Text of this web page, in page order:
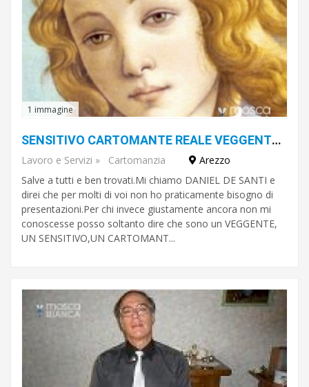
Cerca
1 immagine
SENSITIVO CARTOMANTE REALE VEGGENTE ANCHE DI PERSONAGGI FAMOSI DANIEL DE SANTI
Lavoro e Servizi » Cartomanzia
Arezzo
Salve a tutti e ben trovati.Mi chiamo DANIEL DE SANTI e
direi che per molti di voi non ho praticamente bisogno di
presentazioni.Per chi invece giustamente ancora non mi
conoscesse posso soltanto dire che sono un VEGGENTE,
UN SENSITIVO,UN CARTOMANT...